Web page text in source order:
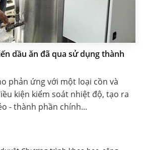
dầu ăn đã qua sử dụng thành
phản ứng với một loại cồn và
kiện kiểm soát nhiệt độ, tạo ra
- thành phần chính...